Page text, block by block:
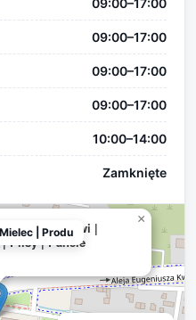
09:00–17:00
09:00–17:00
09:00–17:00
10:00–14:00
Zamknięte
| Drzwi |
| Plisy | Panele
×
| Produ